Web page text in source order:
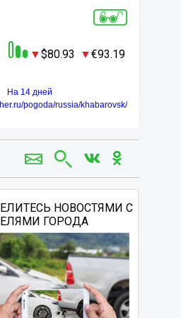
80.93 93.19
На 14 дней
pogoda/russia/khabarovsk/
НОВОСТЯМИ С
ГОРОДА